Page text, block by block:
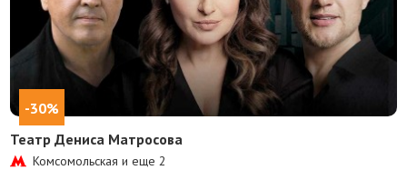
-30%
Театр Дениса Матросова
Комсомольская и еще2